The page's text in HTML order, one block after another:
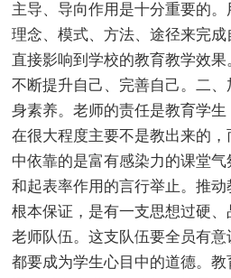
主导、导向作用是十分重要的。
理念、模式、方法、途径来完
直接影响到学校的教育教学效
不断提升自己、完善自己。二
身素养。老师的责任是教育学
在很大程度主要不是教出来的
中依靠的是富有感染力的课堂
和起表率作用的言行举止。推
根本保证，是有一支思想过硬
老师队伍。这支队伍要全员有
都要成为学生心目中的道德。